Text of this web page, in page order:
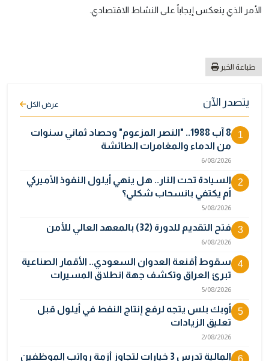
الأمر الذي ينعكس إيجاباً على النشاط الاقتصادي.
طباعة الخبر
يتصدر الآن عرض الكل
1
8 آب 1988.. "النصر المزعوم" وحصاد ثماني سنوات
من الدماء والمغامرات الطائشة
6/08/2026
2
السيادة تحت النار.. هل ينهي أيلول النفوذ الأميركي
أم يكتفي بانسحاب شكلي؟
5/08/2026
3 فتح التقديم للدورة (32) بالمعهد العالي للأمن
6/08/2026
4
سقوط أقنعة العدوان السعودي.. الأقمار الصناعية
تبرئ العراق وتكشف جهة انطلاق المسيرات
5/08/2026
5
أوبك بلس يتجه لرفع إنتاج النفط في أيلول قبل
تعليق الزيادات
2/08/2026
6 المالية تدرس 3 خيارات لتجاوز أزمة رواتب الموظفين